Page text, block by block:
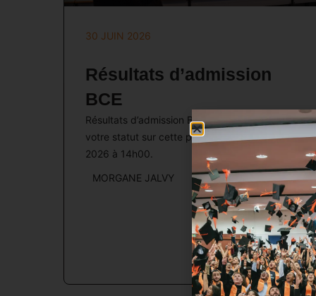
30 JUIN 2026
Résultats d’admission
BCE
Résultats d’admission BCE 2026. Consultez
votre statut sur cette page à partir du 9 juillet
2026 à 14h00.
MORGANE JALVY
Lire l’article